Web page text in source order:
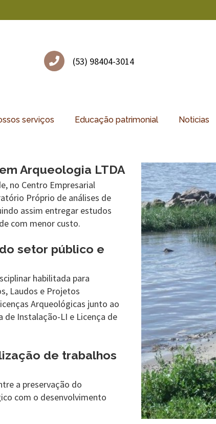
(53) 98404-3014
serviços Educação patrimonial Noticias
Arqueologia LTDA
no Centro Empresarial
Próprio de análises de
assim entregar estudos
com menor custo.
setor público e
habilitada para
Laudos e Projetos
Arqueológicas junto ao
de Instalação-LI e Licença de
de trabalhos
a preservação do
com o desenvolvimento